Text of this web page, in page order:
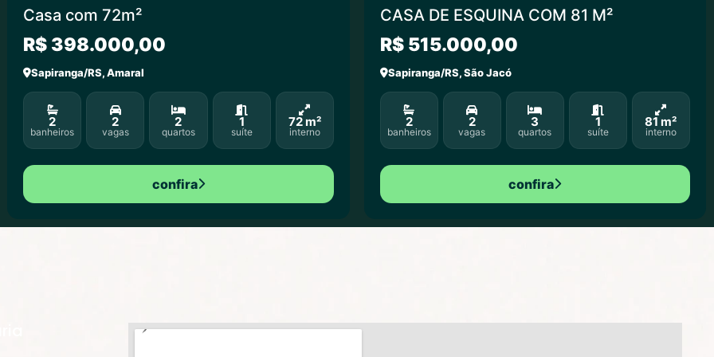
Casa com 72m²
R$ 398.000,00
Sapiranga/RS, Amaral
2
banheiros
2
vagas
2
quartos
1
suíte
72 m²
interno
confira
CASA DE ESQUINA COM 81 M²
R$ 515.000,00
Sapiranga/RS, São Jacó
2
banheiros
2
vagas
3
quartos
1
suíte
81 m²
interno
confira